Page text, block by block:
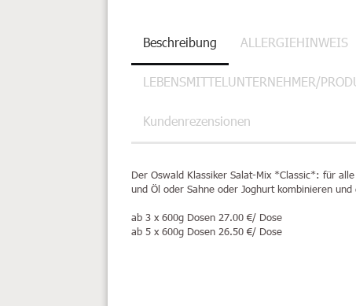
Beschreibung ALLERGIEHINWEIS
LEBENSMITTELUNTERNEHMER/
Kundenrezensionen
Der Oswald Klassiker Salat-Mix *Classic*: für alle
und Öl oder Sahne oder Joghurt kombinieren und
ab 3 x 600g Dosen 27.00 €/ Dose
ab 5 x 600g Dosen 26.50 €/ Dose